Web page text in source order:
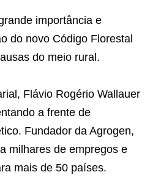
importância e
do novo Código Florestal
do meio rural.
Flávio Rogério Wallauer
a frente de
Fundador da Agrogen,
milhares de empregos e
mais de 50 países.